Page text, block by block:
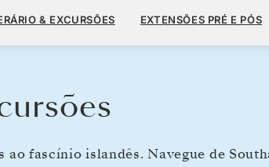
12 DIAS
& EXCURSÕES EXTENSÕES PRÉ E PÓS
fascínio islandês. Navegue de